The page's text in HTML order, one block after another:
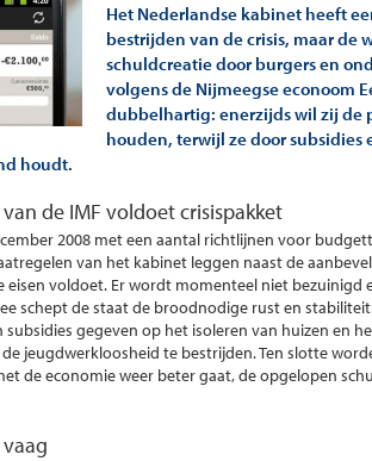
Het Nederlandse kabinet heeft
bestrijden van de crisis, maar de
schuldcreatie door burgers en
volgens de Nijmeegse econoom
dubbelhartig: enerzijds wil zij de
houden, terwijl ze door
houdt.
de IMF voldoet crisispakket
2008 met een aantal richtlijnen voor
van het kabinet leggen naast de
eisen voldoet. Er wordt momenteel niet bezuinigd
schept de staat de broodnodige rust en
gegeven op het isoleren van huizen en
jeugdwerkloosheid te bestrijden. Ten slotte
de economie weer beter gaat, de opgelopen